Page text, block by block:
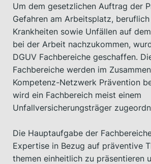
Um dem gesetzlichen Auftrag der
Gefahren am Arbeitsplatz,
Krankheiten sowie Unfällen auf
bei der Arbeit nachzukommen,
DGUV Fachbereiche geschaffen.
Fachbereiche werden im
Kompetenz-Netzwerk Prävention
wird ein Fachbereich meist einem
Unfallversicherungsträger
Die Hauptaufgabe der
Expertise in Bezug auf präventive
themen einheitlich zu präsentieren